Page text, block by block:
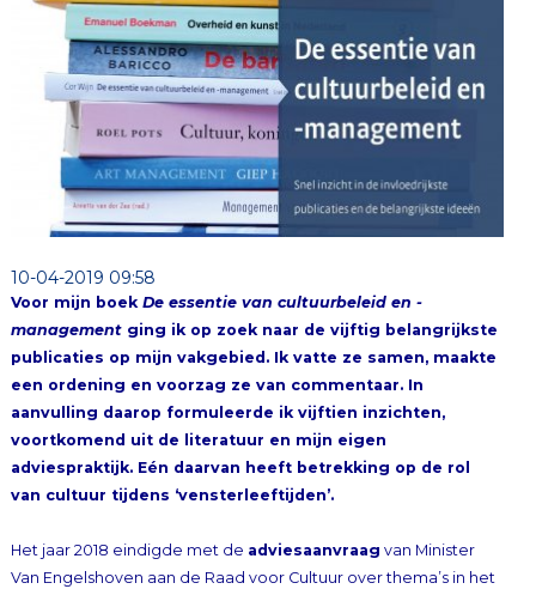
10-04-2019 09:58
Voor mijn boek De essentie van cultuurbeleid en -
managementging ik op zoek naar de vijftig belangrijkste
publicaties op mijn vakgebied. Ik vatte ze samen, maakte
een ordening en voorzag ze van commentaar. In
aanvulling daarop formuleerde ik vijftien inzichten,
voortkomend uit de literatuur en mijn eigen
adviespraktijk. Eén daarvan heeft betrekking op de rol
van cultuur tijdens ‘vensterleeftijden’.
Het jaar 2018 eindigde met de adviesaanvraag van Minister
Van Engelshoven aan de Raad voor Cultuur over thema’s in het
cultuurbeleid en ontwikkelingen op het gebied van kunst,
erfgoed en creatieve industrie. Het onderwerp cultuureducatie
komt erin uitgebreid aan bod, maar alleen wat betreft de
jeugd. Een belangrijk inzicht uit het onderzoek naar
cultuurdeelname (zie mijn boek) is echter (a) dat mensen sterk
verschillen in vaardigheden om culturele informatie te
verwerken en (b) sterk verschillen in de waarden die bepalend
zijn voor levensstijl en gedrag. Bij diverse auteurs en ook uit
onderzoek van het SCP komt naar voren dat de vaardigheden
en ook de waarden veranderen met de leeftijd. Hieruit volgt
dat het bij het cultuurparticipatiebeleid belangrijk is om
onderscheid te maken tussen behoeften en mogelijkheden